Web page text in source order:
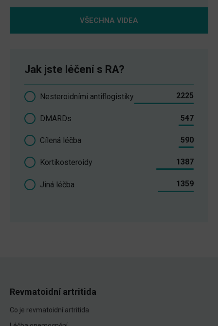
VŠECHNA VIDEA
Jak jste léčení s RA?
Nesteroidními antiflogistiky 2225
DMARDs 547
Cílená léčba 590
Kortikosteroidy 1387
Jiná léčba 1359
Revmatoidní artritida
Co je revmatoidní artritida